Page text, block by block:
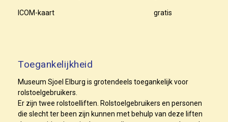
ICOM-kaart gratis
Toegankelijkheid
Museum Sjoel Elburg is grotendeels toegankelijk voor
rolstoelgebruikers.
Er zijn twee rolstoelliften. Rolstoelgebruikers en personen
die slecht ter been zijn kunnen met behulp van deze liften